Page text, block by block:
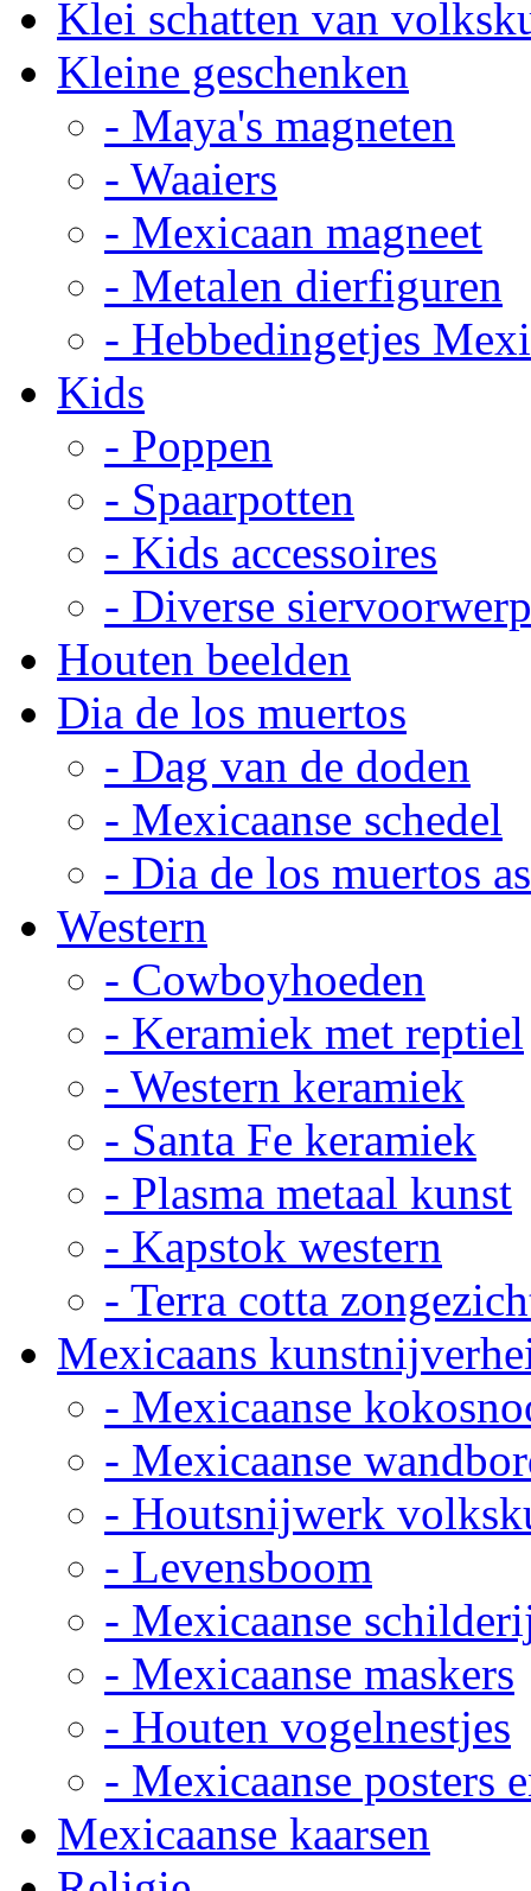
Klei schatten van
Kleine geschenken
- Maya's magneten
- Waaiers
- Mexicaan magneet
- Metalen dierfiguren
- Hebbedingetjes
Kids
- Poppen
- Spaarpotten
- Kids accessoires
- Diverse
Houten beelden
Dia de los muertos
- Dag van de doden
- Mexicaanse schedel
- Dia de los muertos
Western
- Cowboyhoeden
- Keramiek met reptiel
- Western keramiek
- Santa Fe keramiek
- Plasma metaal kunst
- Kapstok western
- Terra cotta
Mexicaans
- Mexicaanse
- Mexicaanse
- Houtsnijwerk
- Levensboom
- Mexicaanse
- Mexicaanse maskers
- Houten vogelnestjes
- Mexicaanse posters
Mexicaanse kaarsen